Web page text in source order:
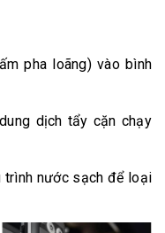
pha loãng) vào bình
dịch tẩy cặn chạy
trình nước sạch để loại